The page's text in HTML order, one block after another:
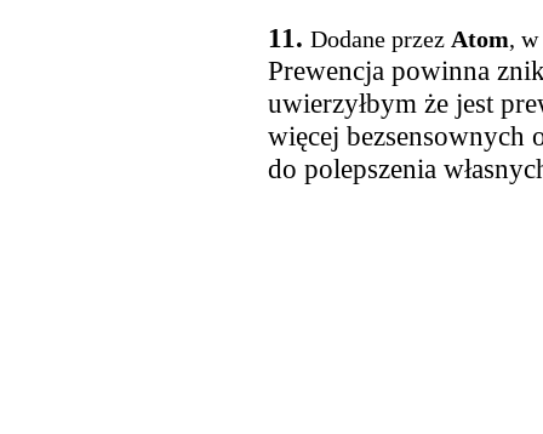
11. Dodane przez Atom,
Prewencja powinna
uwierzyłbym że jest
więcej bezsensownych
do polepszenia